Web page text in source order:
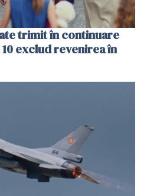
trimit în continuare
exclud revenirea în